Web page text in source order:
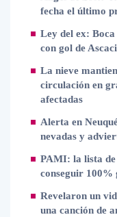
fecha el último
Ley del ex:
con gol de
La nieve
circulación en
afectadas
Alerta en
nevadas y
PAMI: la lista de
conseguir 100%
Revelaron un
una canción de